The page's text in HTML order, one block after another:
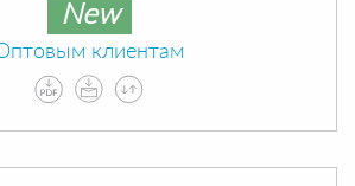
New
клиентам